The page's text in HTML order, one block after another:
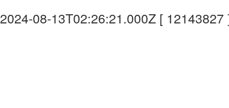
2024-08-13T02:26:21.000Z [ 12143827